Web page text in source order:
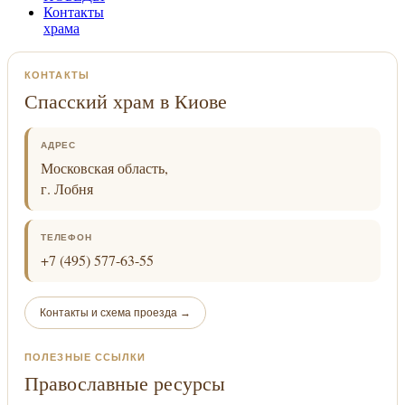
Контакты
храма
КОНТАКТЫ
Спасский храм в Киове
АДРЕС
Московская область,
г. Лобня
ТЕЛЕФОН
+7 (495) 577-63-55
Контакты и схема проезда →
ПОЛЕЗНЫЕ ССЫЛКИ
Православные ресурсы